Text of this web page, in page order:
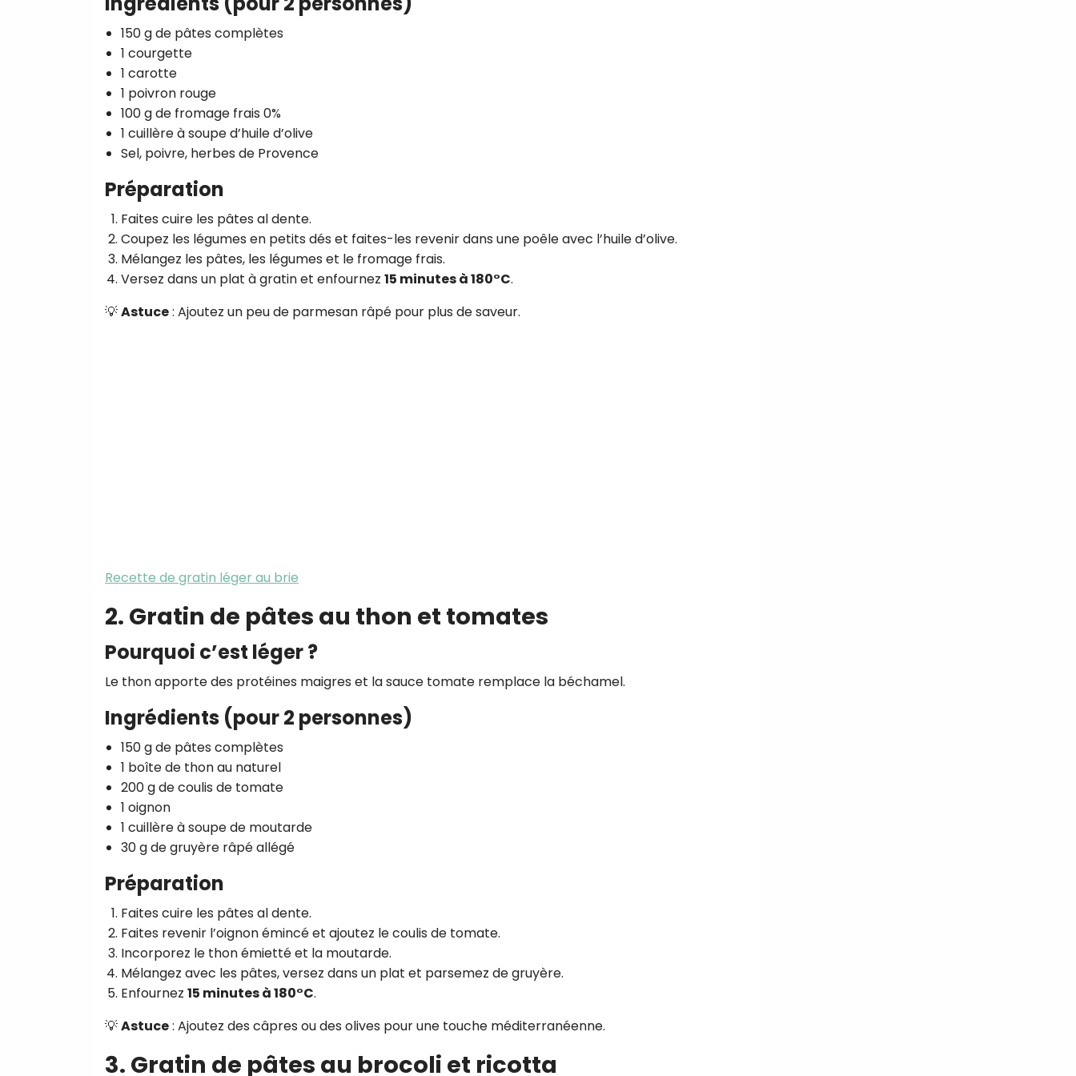
150 g de pâtes complètes
1 courgette
1 carotte
1 poivron rouge
100 g de fromage frais 0%
1 cuillère à soupe d’huile d’olive
Sel, poivre, herbes de Provence
Préparation
Faites cuire les pâtes al dente.
Coupez les légumes en petits dés et faites-les revenir dans une poêle avec l’huile d’olive.
Mélangez les pâtes, les légumes et le fromage frais.
Versez dans un plat à gratin et enfournez 15 minutes à 180°C.
💡Astuce: Ajoutez un peu de parmesan râpé pour plus de saveur.
Recette de gratin léger au brie
2. Gratin de pâtes au thon et tomates
Pourquoi c’est léger ?
Le thon apporte des protéines maigres et la sauce tomate remplace la béchamel.
Ingrédients (pour 2 personnes)
150 g de pâtes complètes
1 boîte de thon au naturel
200 g de coulis de tomate
1 oignon
1 cuillère à soupe de moutarde
30 g de gruyère râpé allégé
Préparation
Faites cuire les pâtes al dente.
Faites revenir l’oignon émincé et ajoutez le coulis de tomate.
Incorporez le thon émietté et la moutarde.
Mélangez avec les pâtes, versez dans un plat et parsemez de gruyère.
Enfournez 15 minutes à 180°C.
💡Astuce: Ajoutez des câpres ou des olives pour une touche méditerranéenne.
3. Gratin de pâtes au brocoli et ricotta